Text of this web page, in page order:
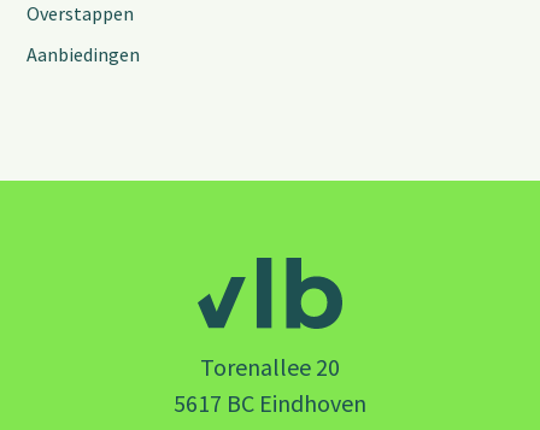
Overstappen
Aanbiedingen
Torenallee 20
5617 BC Eindhoven